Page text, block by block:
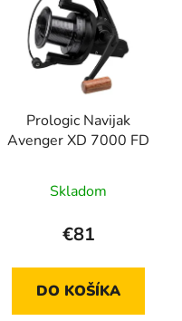
Prologic Navijak
Avenger XD 7000 FD
Skladom
€81
DO KOŠÍKA